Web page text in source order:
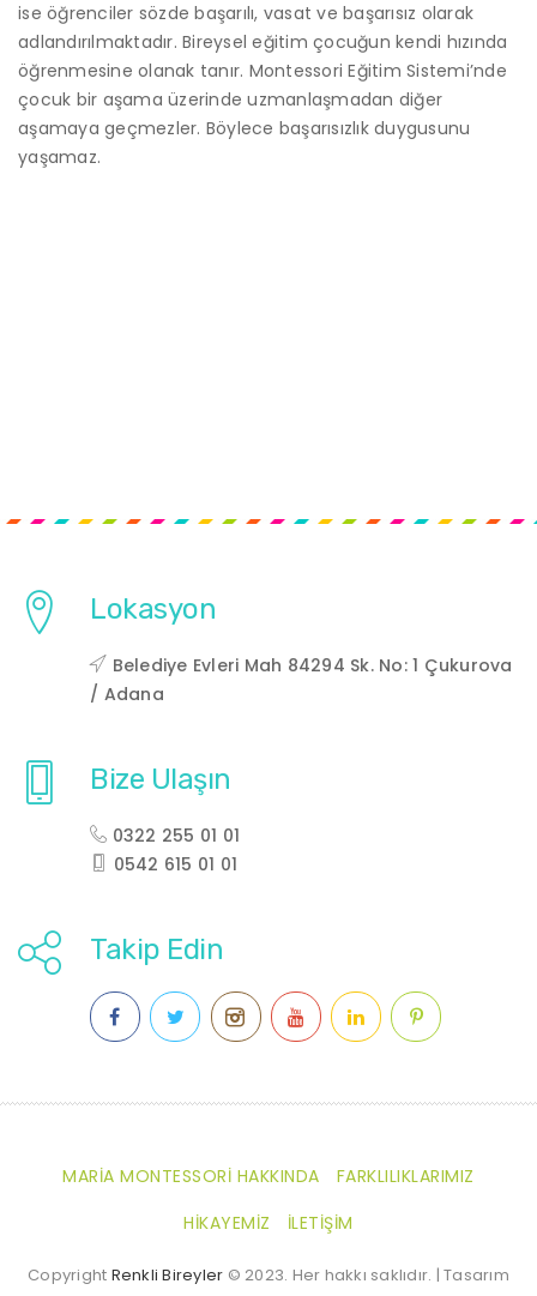
ise öğrenciler sözde başarılı, vasat ve başarısız olarak
adlandırılmaktadır. Bireysel eğitim çocuğun kendi hızında
öğrenmesine olanak tanır. Montessori Eğitim Sistemi’nde
çocuk bir aşama üzerinde uzmanlaşmadan diğer
aşamaya geçmezler. Böylece başarısızlık duygusunu
yaşamaz.
Lokasyon
Belediye Evleri Mah 84294 Sk. No: 1 Çukurova
/ Adana
Bize Ulaşın
0322 255 01 01
0542 615 01 01
Takip Edin
MARIA MONTESSORI HAKKINDA
FARKLILIKLARIMIZ
HIKAYEMIZ
İLETIŞIM
Copyright Renkli Bireyler © 2023. Her hakkı saklıdır. | Tasarım